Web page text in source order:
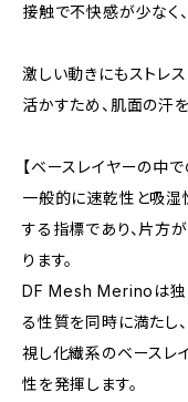
接触で不快感が少なく
激しい動きにもストレ
活かすため、肌面の汗
【ベースレイヤーの中
一般的に速乾性と吸湿
する指標であり、片方
ります。
DF Mesh Merinoは独
る性質を同時に満たし
視し化繊系のベースレ
性を発揮します。